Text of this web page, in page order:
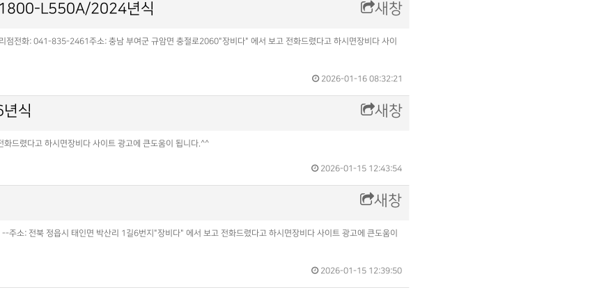
L550A/2024년식 새창
점전화: 041-835-2461주소: 충남 부여군 규암면 충절로2060"장비다" 에서 보고 전화드렸다고 하시면장비다 사이
2026-01-16 08:32:21
식 새창
드렸다고 하시면장비다 사이트 광고에 큰도움이 됩니다.^^
2026-01-15 12:43:54
새창
소: 전북 정읍시 태인면 박산리 1길6번지"장비다" 에서 보고 전화드렸다고 하시면장비다 사이트 광고에 큰도움이
2026-01-15 12:39:50